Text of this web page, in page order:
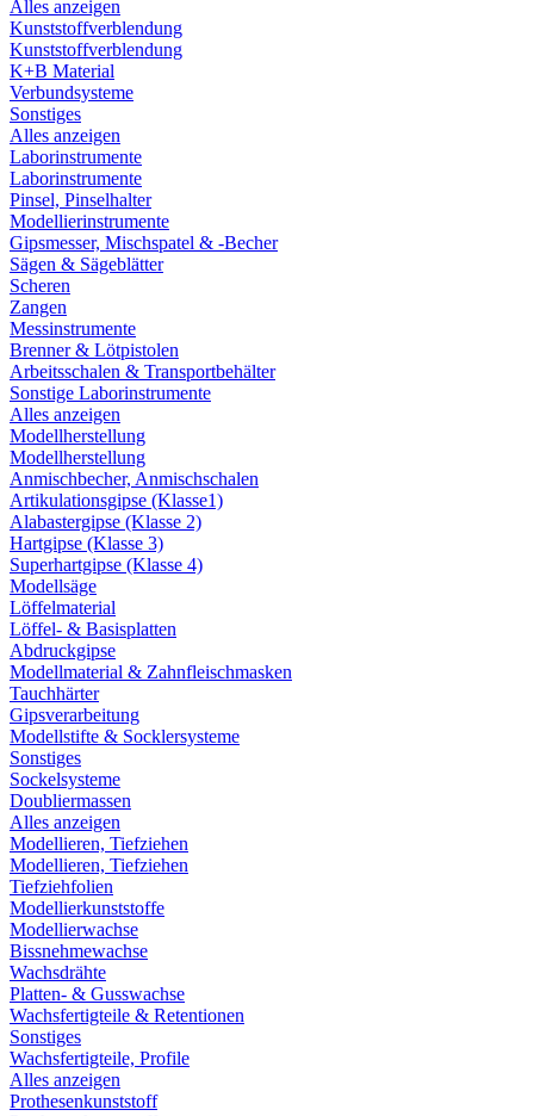
Alles anzeigen
Kunststoffverblendung
Kunststoffverblendung
K+B Material
Verbundsysteme
Sonstiges
Alles anzeigen
Laborinstrumente
Laborinstrumente
Pinsel, Pinselhalter
Modellierinstrumente
Gipsmesser, Mischspatel & -Becher
Sägen & Sägeblätter
Scheren
Zangen
Messinstrumente
Brenner & Lötpistolen
Arbeitsschalen & Transportbehälter
Sonstige Laborinstrumente
Alles anzeigen
Modellherstellung
Modellherstellung
Anmischbecher, Anmischschalen
Artikulationsgipse (Klasse1)
Alabastergipse (Klasse 2)
Hartgipse (Klasse 3)
Superhartgipse (Klasse 4)
Modellsäge
Löffelmaterial
Löffel- & Basisplatten
Abdruckgipse
Modellmaterial & Zahnfleischmasken
Tauchhärter
Gipsverarbeitung
Modellstifte & Socklersysteme
Sonstiges
Sockelsysteme
Doubliermassen
Alles anzeigen
Modellieren, Tiefziehen
Modellieren, Tiefziehen
Tiefziehfolien
Modellierkunststoffe
Modellierwachse
Bissnehmewachse
Wachsdrähte
Platten- & Gusswachse
Wachsfertigteile & Retentionen
Sonstiges
Wachsfertigteile, Profile
Alles anzeigen
Prothesenkunststoff